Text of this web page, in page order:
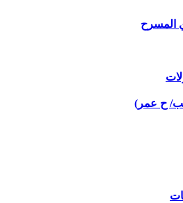
المسرح
ح عمر)